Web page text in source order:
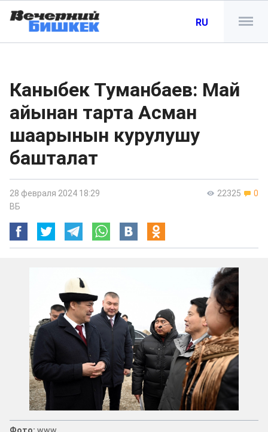
RU
Каныбек Туманбаев: Май
айынан тарта Асман
шаарынын курулушу
башталат
22325 0
28 февраля 2024 18:29
ВБ